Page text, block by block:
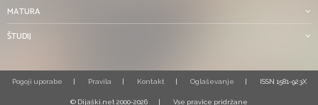
MATURA
ŠTUDIJ
Pogoji uporabe Pravila Kontakt Oglaševanje ISSN 1581-923X
© Dijaški.net 2000-2026 Vse pravice pridržane